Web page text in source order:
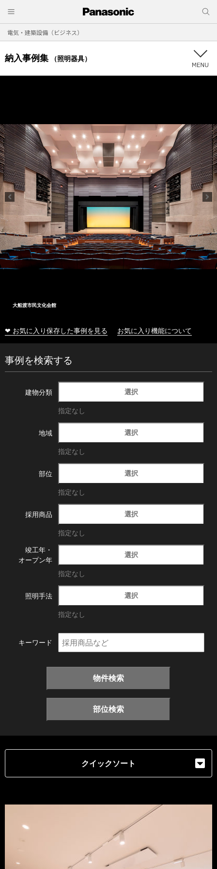
電気・建築設備（ビジネス）
納入事例集 （照明器具）
大船渡市民文化会館
❤ お気に入り保存した事例を見る お気に入り機能について
事例を検索する
建物分類 選択
指定なし
地域 選択
指定なし
部位 選択
指定なし
採用商品 選択
指定なし
竣工年・
オープン年
選択
指定なし
照明手法 選択
指定なし
キーワード
物件検索
部位検索
クイックソート